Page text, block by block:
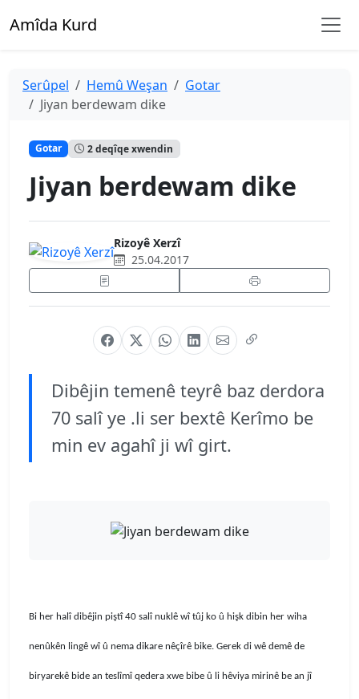
Amîda Kurd
Serûpel Hemû Weşan
Gotar
Jiyan berdewam dike
Gotar 2 deqîqe xwendin
Jiyan berdewam dike
Rizoyê Xerzî
25.04.2017
Dibêjin temenê teyrê baz derdora
70 salî ye .li ser bextê Kerîmo be
min ev agahî ji wî girt.
Bi her halî dibêjin piştî 40 salî nuklê wî tûj ko û hişk dibin her wiha
nenûkên lingê wî û nema dikare nêçîrê bike. Gerek di wê demê de
biryarekê bide an teslîmî qedera xwe bibe û li hêviya mirinê be an jî